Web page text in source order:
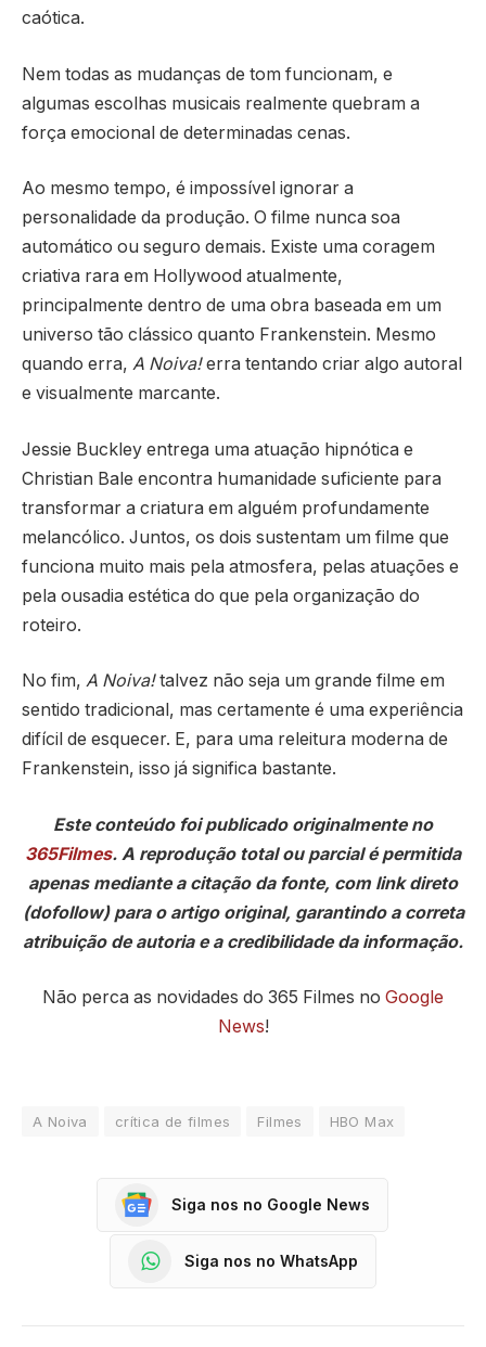
caótica.
Nem todas as mudanças de tom funcionam, e
algumas escolhas musicais realmente quebram a
força emocional de determinadas cenas.
Ao mesmo tempo, é impossível ignorar a
personalidade da produção. O filme nunca soa
automático ou seguro demais. Existe uma coragem
criativa rara em Hollywood atualmente,
principalmente dentro de uma obra baseada em um
universo tão clássico quanto Frankenstein. Mesmo
quando erra, A Noiva!erra tentando criar algo autoral
e visualmente marcante.
Jessie Buckley entrega uma atuação hipnótica e
Christian Bale encontra humanidade suficiente para
transformar a criatura em alguém profundamente
melancólico. Juntos, os dois sustentam um filme que
funciona muito mais pela atmosfera, pelas atuações e
pela ousadia estética do que pela organização do
roteiro.
No fim, A Noiva!talvez não seja um grande filme em
sentido tradicional, mas certamente é uma experiência
difícil de esquecer. E, para uma releitura moderna de
Frankenstein, isso já significa bastante.
Este conteúdo foi publicado originalmente no
365Filmes. A reprodução total ou parcial é permitida
apenas mediante a citação da fonte, com link direto
(dofollow) para o artigo original, garantindo a correta
atribuição de autoria e a credibilidade da informação.
Não perca as novidades do 365 Filmes no Google
News!
A Noiva crítica de filmes Filmes HBO Max
Siga nos no Google News
Siga nos no WhatsApp